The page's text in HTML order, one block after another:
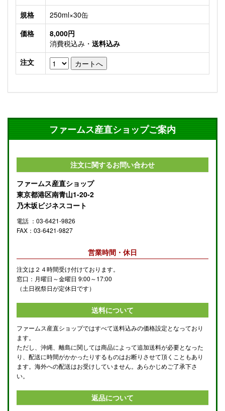
規格
250ml×30缶
価格
8,000円
消費税込み・ 送料込み
注文
ファームス産直ショップご案内
注文に関するお問い合わせ
ファームス産直ショップ
東京都港区南青山1-20-2
乃木坂ビジネスコート
電話 ：03-6421-9826
FAX：03-6421-9827
営業時間・休日
注文は２４時間受け付けております。
窓口：月曜日～金曜日 9:00～17:00
（土日祝祭日が定休日です）
送料について
ファームス産直ショップではすべて送料込みの価格設定となっており
ます。
ただし、沖縄、離島に関しては商品によって追加送料が必要となった
り、配送に時間がかかったりするものはお断りさせて頂くこともあり
ます。海外への配送はお受けしていません。あらかじめご了承下さ
い。
返品について